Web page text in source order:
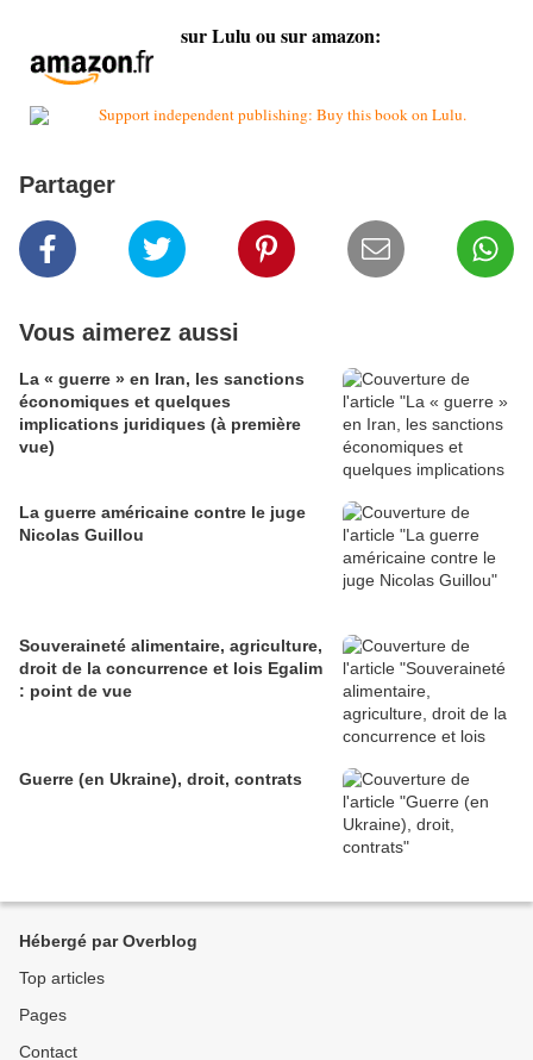
sur Lulu ou sur amazon:
Partager
Vous aimerez aussi
La « guerre » en Iran, les sanctions
économiques et quelques
implications juridiques (à première
vue)
La guerre américaine contre le juge
Nicolas Guillou
Souveraineté alimentaire, agriculture,
droit de la concurrence et lois Egalim
: point de vue
Guerre (en Ukraine), droit, contrats
Hébergé par Overblog
Top articles
Pages
Contact